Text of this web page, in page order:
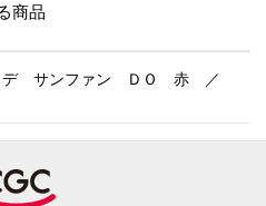
商品
デ サンファン ＤＯ 赤 ／